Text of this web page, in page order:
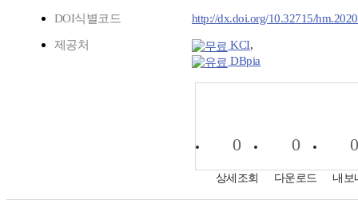
DOI식별코드 http://dx.doi.org/10.32715/
제공처 KCI,
DBpia
0
상세조회
0
다운로드
0
내보